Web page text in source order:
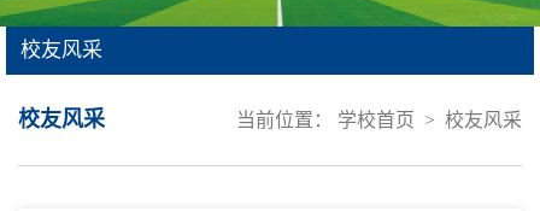
校友风采
当前位置： 学校首页 > 校友风采
校友风采